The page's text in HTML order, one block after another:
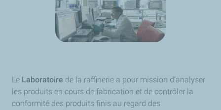
Le Laboratoire de la raffinerie a pour mission d’analyser
les produits en cours de fabrication et de contrôler la
conformité des produits finis au regard des